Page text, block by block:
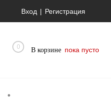
Вход Регистрация
0 В корзине пока пусто
•